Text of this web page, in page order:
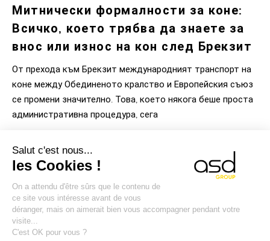
Получавайте всички наши новини с нашия регулаторен
бюлетин ‘ASD Border
Newsletter
Signup
Митнически формалности за коне:
Всичко, което трябва да знаете за
внос или износ на кон след Брекзит
От прехода към Брекзит международният транспорт на
коне между Обединеното кралство и Европейския съюз
се промени значително. Това, което някога беше проста
административна процедура, сега